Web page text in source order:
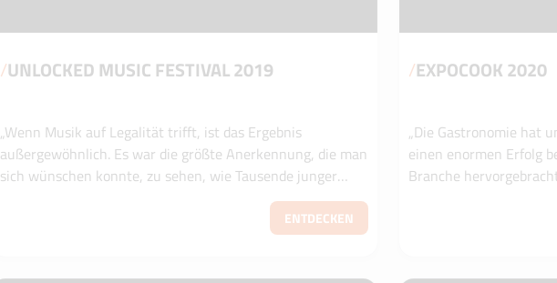
/UNLOCKED MUSIC FESTIVAL 2019
„Wenn Musik auf Legalität trifft, ist das Ergebnis
außergewöhnlich. Es war die größte Anerkennung, die man
sich wünschen konnte, zu sehen, wie Tausende junger
ENTDECKEN
/EXPOCOOK 2020
„Die Gastronomie hat
einen enormen Erfolg
Branche